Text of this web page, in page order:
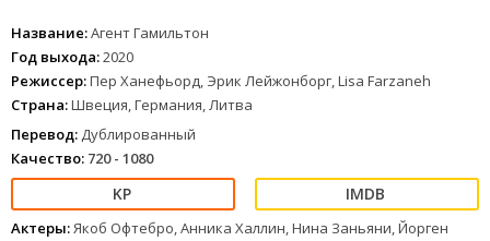
Название:Агент Гамильтон
Год выхода:2020
Режиссер:Пер Ханефьорд, Эрик Лейжонборг, Lisa Farzaneh
Страна:Швеция, Германия, Литва
Перевод: Дублированный
Качество: 720 - 1080
Актеры:Якоб Офтебро, Анника Халлин, Нина Заньяни, Йорген